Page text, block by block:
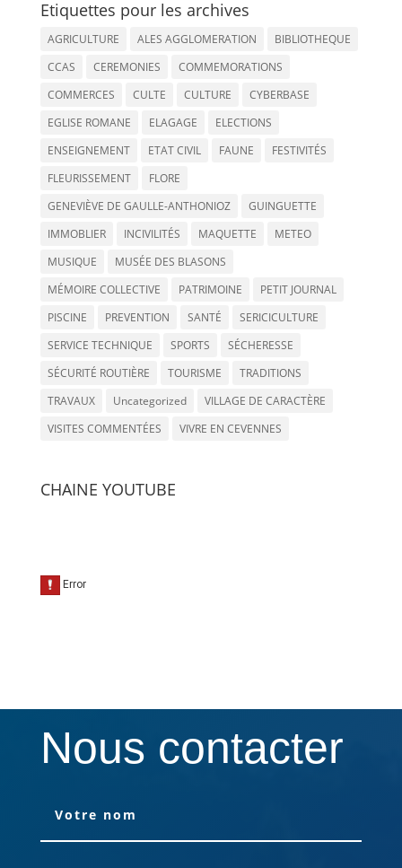
Etiquettes pour les archives
AGRICULTURE ALES AGGLOMERATION
BIBLIOTHEQUE
CCAS
CEREMONIES
COMMEMORATIONS
COMMERCES
CULTE CULTURE
CYBERBASE
EGLISE ROMANE
ELAGAGE
ELECTIONS
ENSEIGNEMENT
ETAT CIVIL FAUNE
FESTIVITÉS
FLEURISSEMENT
FLORE
GENEVIÈVE DE GAULLE-ANTHONIOZ
GUINGUETTE
IMMOBLIER
INCIVILITÉS MAQUETTE
METEO
MUSIQUE
MUSÉE DES BLASONS
MÉMOIRE COLLECTIVE
PATRIMOINE
PETIT JOURNAL
PISCINE
PREVENTION SANTÉ
SERICICULTURE
SERVICE TECHNIQUE
SPORTS
SÉCHERESSE
SÉCURITÉ ROUTIÈRE
TOURISME
TRADITIONS
TRAVAUX
Uncategorized
VILLAGE DE CARACTÈRE
VISITES COMMENTÉES
VIVRE EN CEVENNES
CHAINE YOUTUBE
Nous contacter